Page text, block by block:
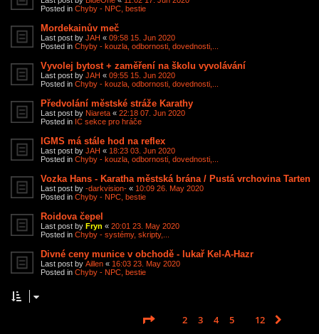
Posted in Chyby - NPC, bestie
Mordekainův meč
Last post by JAH « 09:58 15. Jun 2020
Posted in Chyby - kouzla, odbornosti, dovednosti,...
Vyvolej bytost + zaměření na školu vyvolávání
Last post by JAH « 09:55 15. Jun 2020
Posted in Chyby - kouzla, odbornosti, dovednosti,...
Předvolání městské stráže Karathy
Last post by Niareta « 22:18 07. Jun 2020
Posted in IC sekce pro hráče
IGMS má stále hod na reflex
Last post by JAH « 18:23 03. Jun 2020
Posted in Chyby - kouzla, odbornosti, dovednosti,...
Vozka Hans - Karatha městská brána / Pustá vrchovina Tarten
Last post by -darkvision- « 10:09 26. May 2020
Posted in Chyby - NPC, bestie
Roidova čepel
Last post by Fryn « 20:01 23. May 2020
Posted in Chyby - systémy, skripty,...
Divné ceny munice v obchodě - lukař Kel-A-Hazr
Last post by Aillen « 16:03 23. May 2020
Posted in Chyby - NPC, bestie
Page 1of 12
2 3 4 5 12